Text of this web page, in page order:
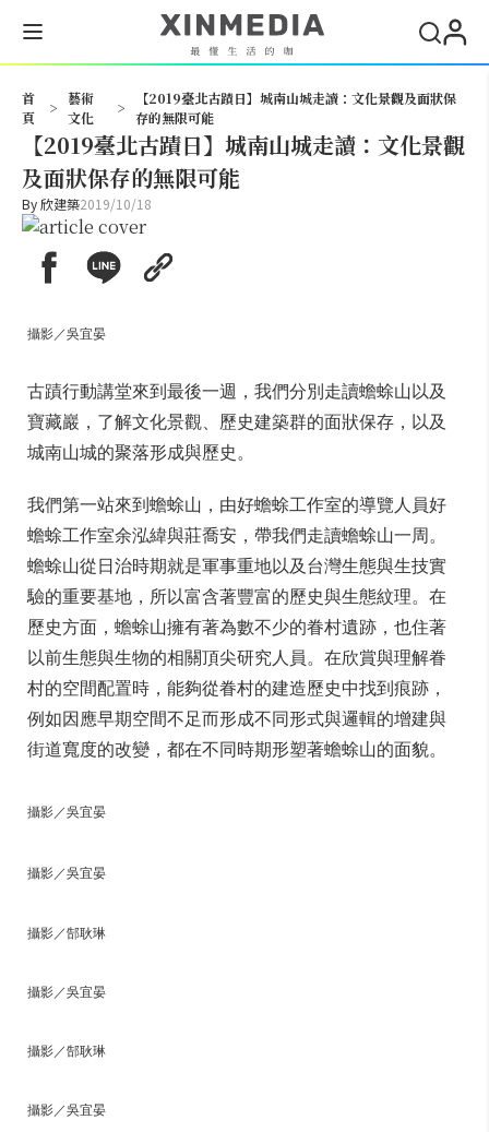
首
頁
>
藝術
文化
>
【2019臺北古蹟日】城南山城走讀：文化景觀及面狀保
存的無限可能
【2019臺北古蹟日】城南山城走讀：文化景觀
及面狀保存的無限可能
By欣建築2019/10/18
攝影／吳宜晏
古蹟行動講堂來到最後一週，我們分別走讀蟾蜍山以及
寶藏巖，了解文化景觀、歷史建築群的面狀保存，以及
城南山城的聚落形成與歷史。
我們第一站來到蟾蜍山，由好蟾蜍工作室的導覽人員好
蟾蜍工作室余泓緯與莊喬安，帶我們走讀蟾蜍山一周。
蟾蜍山從日治時期就是軍事重地以及台灣生態與生技實
驗的重要基地，所以富含著豐富的歷史與生態紋理。在
歷史方面，蟾蜍山擁有著為數不少的眷村遺跡，也住著
以前生態與生物的相關頂尖研究人員。在欣賞與理解眷
村的空間配置時，能夠從眷村的建造歷史中找到痕跡，
例如因應早期空間不足而形成不同形式與邏輯的增建與
街道寬度的改變，都在不同時期形塑著蟾蜍山的面貌。
攝影／吳宜晏
攝影／吳宜晏
攝影／郜耿琳
攝影／吳宜晏
攝影／郜耿琳
攝影／吳宜晏